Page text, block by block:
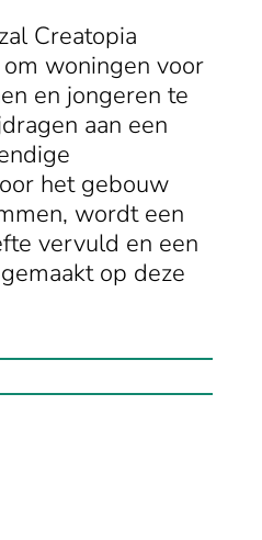
Creatopia
woningen voor
en jongeren te
aan een
het gebouw
wordt een
vervuld en een
op deze